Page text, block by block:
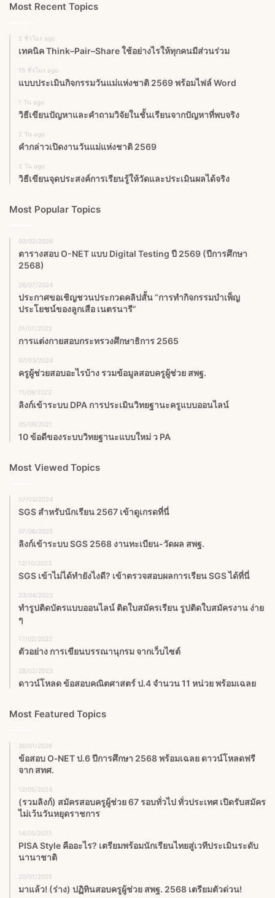
Most Recent Topics
2 ชั่วโมง ago
เทคนิค Think–Pair–Share ใช้อย่างไรให้ทุกคนมีส่วนร่วม
15 ชั่วโมง ago
แบบประเมินกิจกรรมวันแม่แห่งชาติ 2569 พร้อมไฟล์ Word
1 วัน ago
วิธีเขียนปัญหาและคำถามวิจัยในชั้นเรียนจากปัญหาที่พบจริง
2 วัน ago
คำกล่าวเปิดงานวันแม่แห่งชาติ 2569
2 วัน ago
วิธีเขียนจุดประสงค์การเรียนรู้ให้วัดและประเมินผลได้จริง
Most Popular Topics
03/02/2026
ตารางสอบ O-NET แบบ Digital Testing ปี 2569 (ปีการศึกษา
2568)
26/07/2024
ประกาศขอเชิญชวนประกวดคลิปสั้น “การทำกิจกรรมบำเพ็ญ
ประโยชน์ของลูกเสือ เนตรนารี”
01/07/2022
การแต่งกายสอบกระทรวงศึกษาธิการ 2565
07/03/2024
ครูผู้ช่วยสอบอะไรบ้าง รวมข้อมูลสอบครูผู้ช่วย สพฐ.
11/09/2022
ลิงก์เข้าระบบ DPA การประเมินวิทยฐานะครูแบบออนไลน์
05/09/2021
10 ข้อดีของระบบวิทยฐานะแบบใหม่ ว PA
Most Viewed Topics
07/03/2024
SGS สําหรับนักเรียน 2567 เข้าดูเกรดที่นี่
07/06/2025
ลิงก์เข้าระบบ SGS 2568 งานทะเบียน-วัดผล สพฐ.
12/10/2023
SGS เข้าไม่ได้ทำยังไงดี? เข้าตรวจสอบผลการเรียน SGS ได้ที่นี่
23/04/2023
ทำรูปติดบัตรแบบออนไลน์ ติดใบสมัครเรียน รูปติดใบสมัครงาน ง่าย
ๆ
17/02/2022
ตัวอย่าง การเขียนบรรณานุกรม จากเว็บไซต์
28/02/2023
ดาวน์โหลด ข้อสอบคณิตศาสตร์ ป.4 จำนวน 11 หน่วย พร้อมเฉลย
Most Featured Topics
30/01/2026
ข้อสอบ O‑NET ป.6 ปีการศึกษา 2568 พร้อมเฉลย ดาวน์โหลดฟรี
จาก สทศ.
12/05/2024
(รวมลิงก์) สมัครสอบครูผู้ช่วย 67 รอบทั่วไป ทั่วประเทศ เปิดรับสมัคร
ไม่เว้นวันหยุดราชการ
14/05/2025
PISA Style คืออะไร? เตรียมพร้อมนักเรียนไทยสู่เวทีประเมินระดับ
นานาชาติ
20/01/2025
มาแล้ว! (ร่าง) ปฏิทินสอบครูผู้ช่วย สพฐ. 2568 เตรียมตัวด่วน!